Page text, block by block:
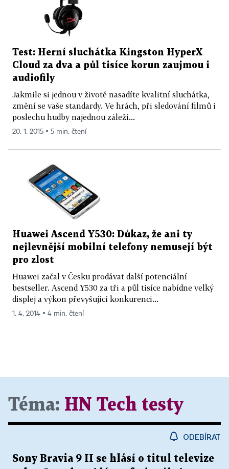
Test: Herní sluchátka Kingston HyperX
Cloud za dva a půl tisíce korun zaujmou i
audiofily
Jakmile si jednou v životě nasadíte kvalitní sluchátka,
změní se vaše standardy. Ve hrách, při sledování filmů i
poslechu hudby najednou záleží...
20. 1. 2015 ▪ 5 min. čtení
Huawei Ascend Y530: Důkaz, že ani ty
nejlevnější mobilní telefony nemusejí být
pro zlost
Huawei začal v Česku prodávat další potenciální
bestseller. Ascend Y530 za tři a půl tisíce nabídne velký
displej a výkon převyšující konkurenci...
1. 4. 2014 ▪ 4 min. čtení
Téma: HN Tech testy
ODEBÍRAT
Sony Bravia 9 II se hlásí o titul televize